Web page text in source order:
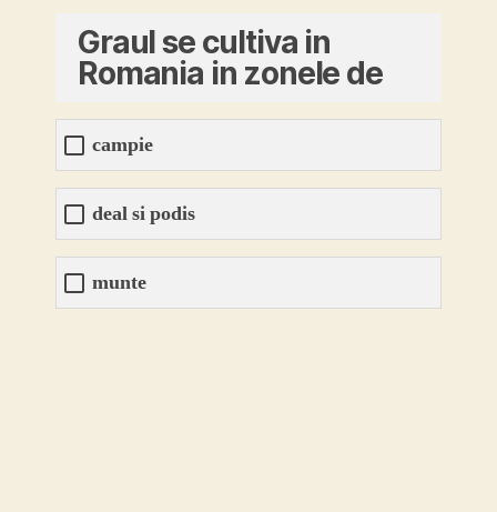
Graul se cultiva in
Romania in zonele de
campie
deal si podis
munte